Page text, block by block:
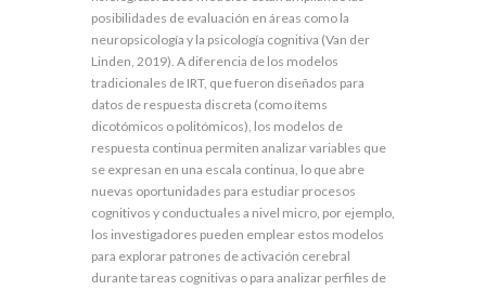
posibilidades de evaluación en áreas como la
neuropsicología y la psicología cognitiva (Van der
Linden, 2019). A diferencia de los modelos
tradicionales de IRT, que fueron diseñados para
datos de respuesta discreta (como ítems
dicotómicos o politómicos), los modelos de
respuesta continua permiten analizar variables que
se expresan en una escala continua, lo que abre
nuevas oportunidades para estudiar procesos
cognitivos y conductuales a nivel micro, por ejemplo,
los investigadores pueden emplear estos modelos
para explorar patrones de activación cerebral
durante tareas cognitivas o para analizar perfiles de